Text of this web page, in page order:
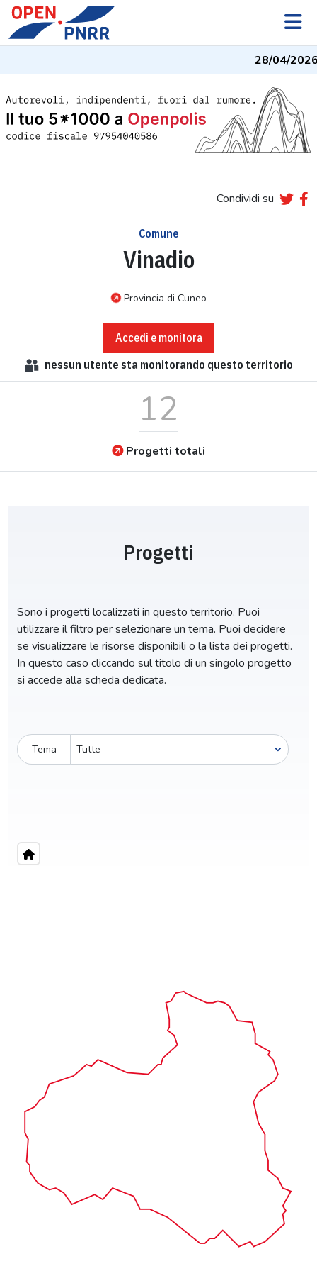
28/04/2026
Condividi su
Comune
Vinadio
Provincia di Cuneo
Accedi e monitora
nessun utente sta monitorando questo territorio
12
Progetti totali
Progetti
Sono i progetti localizzati in questo territorio. Puoi
utilizzare il filtro per selezionare un tema. Puoi decidere
se visualizzare le risorse disponibili o la lista dei progetti.
In questo caso cliccando sul titolo di un singolo progetto
si accede alla scheda dedicata.
Tema